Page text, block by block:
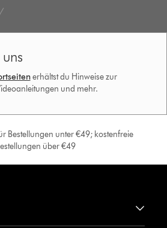
erhältst du Hinweise zur
und mehr.
Bestellungen unter €49; kostenfreie
über €49